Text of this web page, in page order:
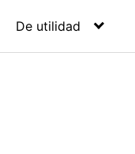
De utilidad